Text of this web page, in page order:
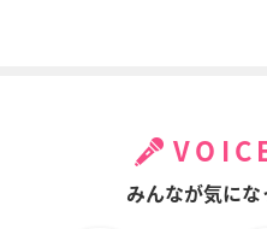
みんなが気にな